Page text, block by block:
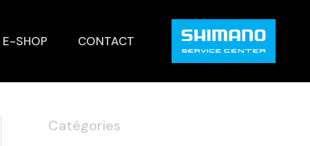
E-SHOP CONTACT
Catégories